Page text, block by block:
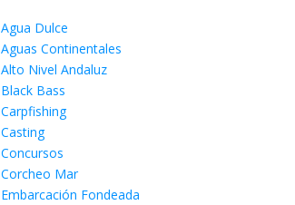
Agua Dulce
Aguas Continentales
Alto Nivel Andaluz
Black Bass
Carpfishing
Casting
Concursos
Corcheo Mar
Embarcación Fondeada